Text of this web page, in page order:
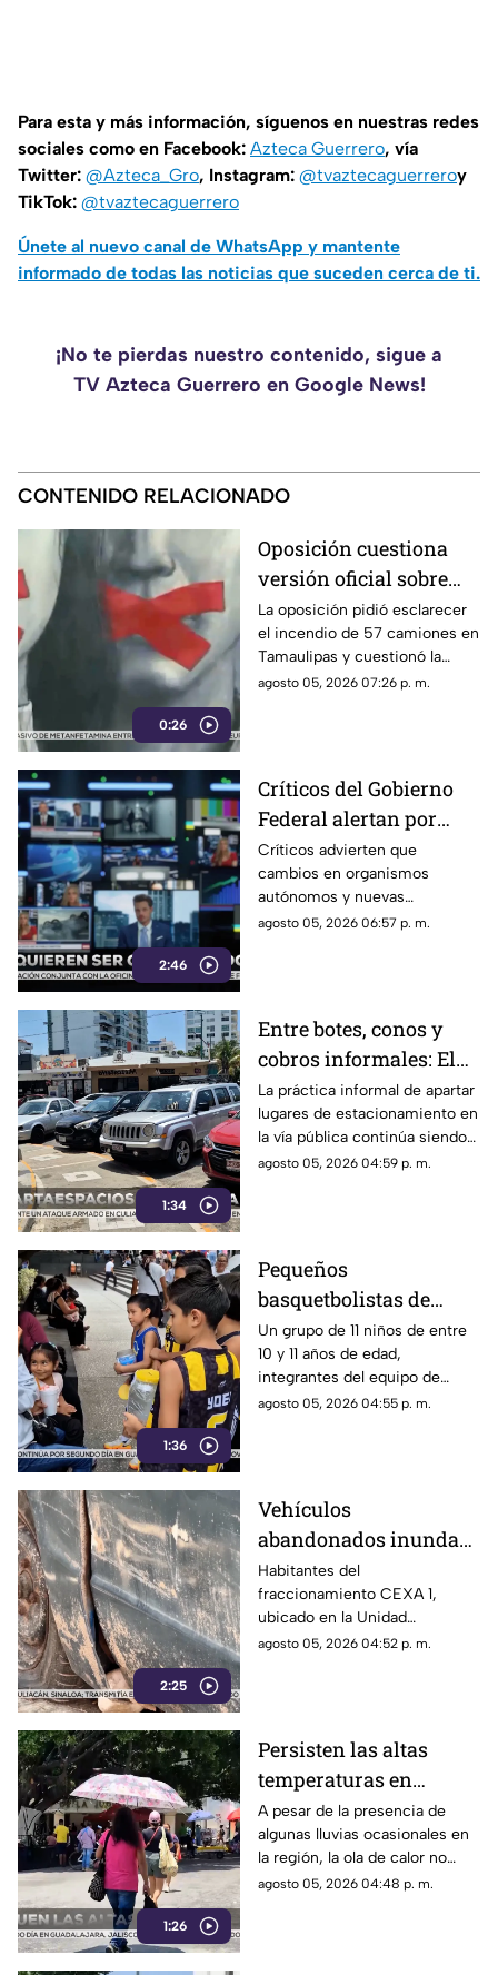
Para esta y más información, síguenos en nuestras redes
sociales como en Facebook: Azteca Guerrero, vía
Twitter: @Azteca_Gro, Instagram: @tvaztecaguerreroy
TikTok: @tvaztecaguerrero
Únete al nuevo canal de WhatsApp y mantente
informado de todas las noticias que suceden cerca de ti.
¡No te pierdas nuestro contenido, sigue a
TV Azteca Guerrero en Google News!
CONTENIDO RELACIONADO
0:26
Oposición cuestiona
versión oficial sobre
incendio de 57
camiones en
Tamaulipas
La oposición pidió esclarecer
el incendio de 57 camiones en
Tamaulipas y cuestionó la
versión presentada por las
agosto 05, 2026 07:26 p. m.
2:46
Críticos del Gobierno
Federal alertan por
presuntos intentos de
controlar la
información
Críticos advierten que
cambios en organismos
autónomos y nuevas
regulaciones podrían afectar la
agosto 05, 2026 06:57 p. m.
1:34
Entre botes, conos y
cobros informales: El
calvario de
estacionarse en la
Costera de Acapulco
La práctica informal de apartar
lugares de estacionamiento en
la vía pública continúa siendo
un tema de constante debate y
Miguel Alemán.
agosto 05, 2026 04:59 p. m.
1:36
Pequeños
basquetbolistas de
Chilpancingo buscan
apoyo para competir en
torneo nacional en
Veracruz
Un grupo de 11 niños de entre
10 y 11 años de edad,
integrantes del equipo de
básquetbol Panteras de
a cabo en Orizaba, Veracruz,
del 19 al 23 de agosto.
agosto 05, 2026 04:55 p. m.
2:25
Vehículos
abandonados inundan
la Unidad Habitacional
Colosio: Vecinos
denuncian foco de
infección e inseguridad
Habitantes del
fraccionamiento CEXA 1,
ubicado en la Unidad
Habitacional Colosio, han
automóviles abandonados en la
vía pública.
agosto 05, 2026 04:52 p. m.
1:26
Persisten las altas
temperaturas en
Guerrero por efecto de
la canícula
A pesar de la presencia de
algunas lluvias ocasionales en
la región, la ola de calor no
cede en el estado de Guerrero.
agosto 05, 2026 04:48 p. m.